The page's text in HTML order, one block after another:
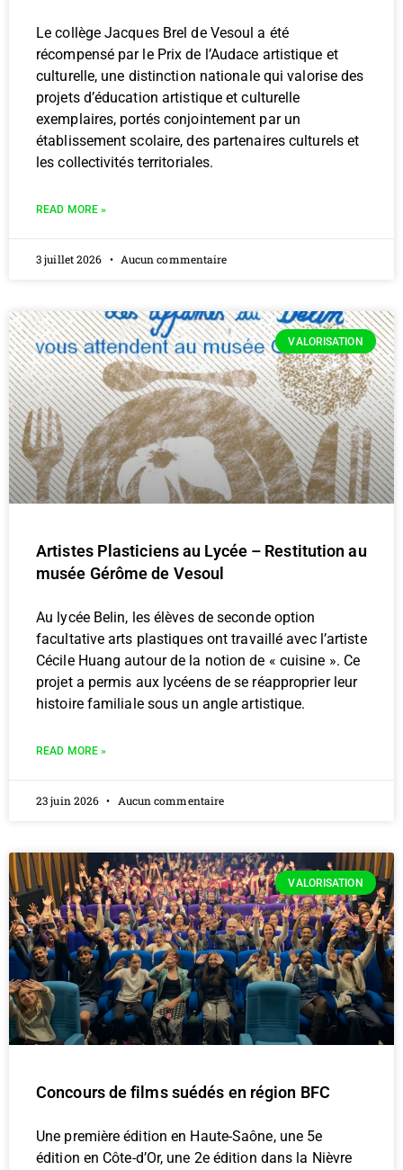
Le collège Jacques Brel de Vesoul a été
récompensé par le Prix de l’Audace artistique et
culturelle, une distinction nationale qui valorise des
projets d’éducation artistique et culturelle
exemplaires, portés conjointement par un
établissement scolaire, des partenaires culturels et
les collectivités territoriales.
READ MORE »
3 juillet 2026 Aucun commentaire
VALORISATION
Artistes Plasticiens au Lycée – Restitution au
musée Gérôme de Vesoul
Au lycée Belin, les élèves de seconde option
facultative arts plastiques ont travaillé avec l’artiste
Cécile Huang autour de la notion de « cuisine ». Ce
projet a permis aux lycéens de se réapproprier leur
histoire familiale sous un angle artistique.
READ MORE »
23 juin 2026 Aucun commentaire
VALORISATION
Concours de films suédés en région BFC
Une première édition en Haute-Saône, une 5e
édition en Côte-d’Or, une 2e édition dans la Nièvre